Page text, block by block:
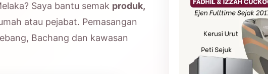
Saya bantu semak produk,
atau pejabat. Pemasangan
Bachang dan kawasan